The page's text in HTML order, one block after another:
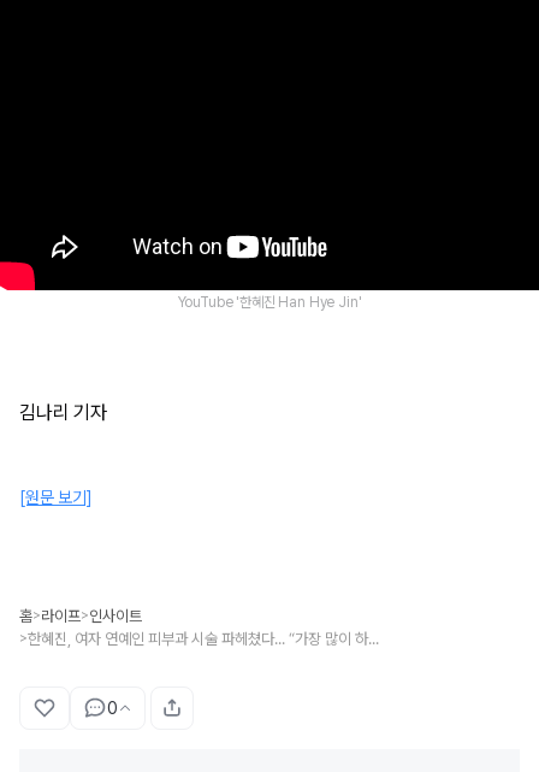
YouTube '한혜진 Han Hye Jin'
김나리 기자
[원문 보기]
홈>라이프>인사이트
> 한혜진, 여자 연예인 피부과 시술 파헤쳤다... “가장 많이 하는 건 ‘이것’” (영상)
0